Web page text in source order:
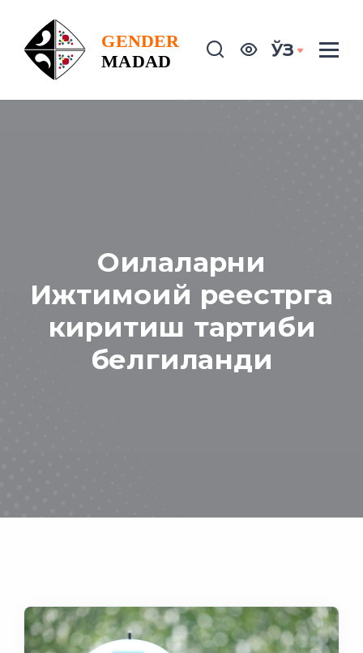
ЎЗ
Оилаларни
Ижтимоий реестрга
киритиш тартиби
белгиланди